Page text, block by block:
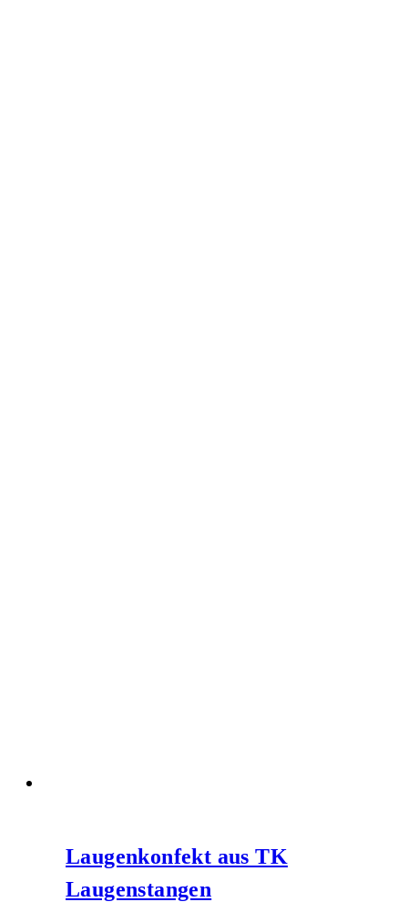
Laugenkonfekt aus TK
Laugenstangen